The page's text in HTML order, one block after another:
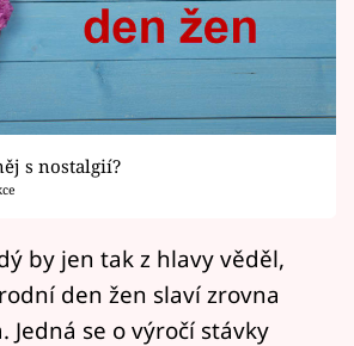
Karlovy Vary
s nostalgií?
by jen tak z hlavy věděl,
den žen slaví zrovna
Jedná se o výročí stávky